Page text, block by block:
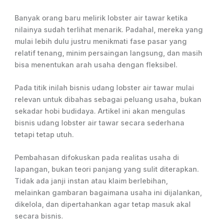
Banyak orang baru melirik lobster air tawar ketika
nilainya sudah terlihat menarik. Padahal, mereka yang
mulai lebih dulu justru menikmati fase pasar yang
relatif tenang, minim persaingan langsung, dan masih
bisa menentukan arah usaha dengan fleksibel.
Pada titik inilah bisnis udang lobster air tawar mulai
relevan untuk dibahas sebagai peluang usaha, bukan
sekadar hobi budidaya. Artikel ini akan mengulas
bisnis udang lobster air tawar secara sederhana
tetapi tetap utuh.
Pembahasan difokuskan pada realitas usaha di
lapangan, bukan teori panjang yang sulit diterapkan.
Tidak ada janji instan atau klaim berlebihan,
melainkan gambaran bagaimana usaha ini dijalankan,
dikelola, dan dipertahankan agar tetap masuk akal
secara bisnis.